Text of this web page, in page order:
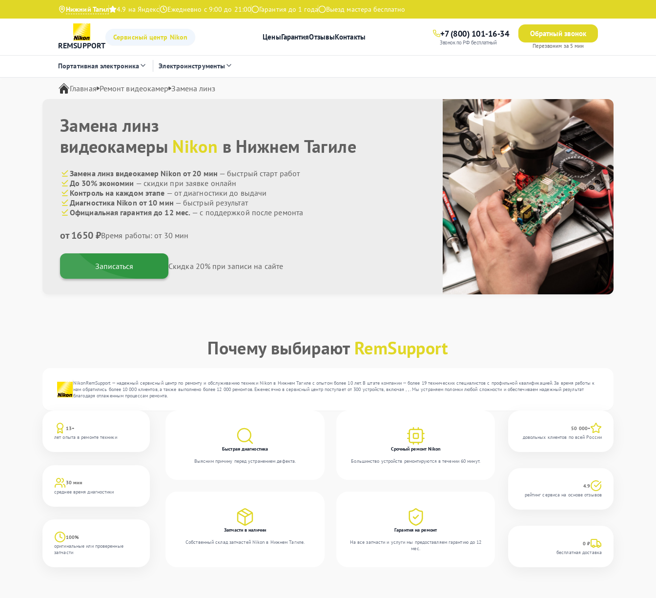
Нижний Тагил 4.9 на Яндекс Ежедневно с 9:00 до 21:00 Гарантия до 1 года Выезд мастера бесплатно
REMSUPPORT
Сервисный центр Nikon ЦеныГарантияОтзывыКонтакты +7 (800) 101-16-34
Звонок по РФ бесплатный
Обратный звонок
Перезвоним за 5 мин
Портативная электроника Электроинструменты
Главная Ремонт видеокамер Замена линз
Замена линз
видеокамеры Nikon в Нижнем Тагиле
Замена линз видеокамер Nikon от 20 мин — быстрый старт работ
До 30% экономии — скидки при заявке онлайн
Контроль на каждом этапе — от диагностики до выдачи
Диагностика Nikon от 10 мин — быстрый результат
Официальная гарантия до 12 мес. — с поддержкой после ремонта
от 1650 ₽Время работы: от 30 мин
Записаться Скидка 20% при записи на сайте
Почему выбирают RemSupport
NikonRemSupport — надежный сервисный центр по ремонту и обслуживанию техники Nikon в Нижнем Тагиле с опытом более 10 лет. В штате компании — более 19 технических специалистов с профильной квалификацией. За время работы к
нам обратились более 10 000 клиентов, а также выполнено более 12 000 ремонтов. Ежемесячно в сервисный центр поступает от 300 устройств, включая , , . Мы устраняем поломки любой сложности и обеспечиваем надежный результат
благодаря отлаженным процессам ремонта.
13+
лет опыта в ремонте техники
30 мин
среднее время диагностики
100%
оригинальные или проверенные
запчасти
Быстрая диагностика
Выясним причину перед устранением дефекта.
Срочный ремонт Nikon
Большинство устройств ремонтируются в течении 60 минут.
Запчасти в наличии
Собственный склад запчастей Nikon в Нижнем Тагиле.
Гарантия на ремонт
На все запчасти и услуги мы предоставляем гарантию до 12
мес.
50 000+
довольных клиентов по всей России
4.9
рейтинг сервиса на основе отзывов
0 ₽
бесплатная доставка